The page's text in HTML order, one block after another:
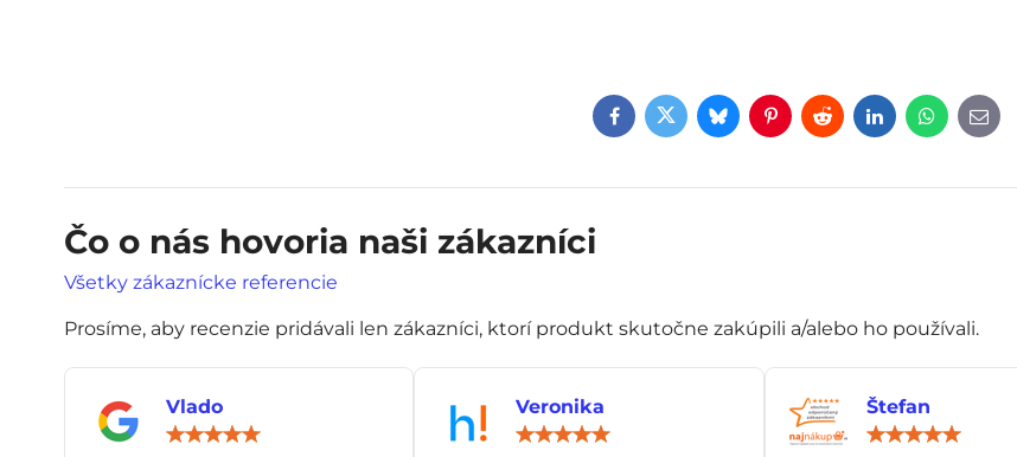
Facebook
TwitterBlueskyPinterest
RedditLinkedInWhatsApp
E-
mail
Čo o nás hovoria naši zákazníci
Všetky zákaznícke referencie
Prosíme, aby recenzie pridávali len zákazníci, ktorí produkt skutočne zakúpili a/alebo ho používali.
Vlado
Veronika
Štefan